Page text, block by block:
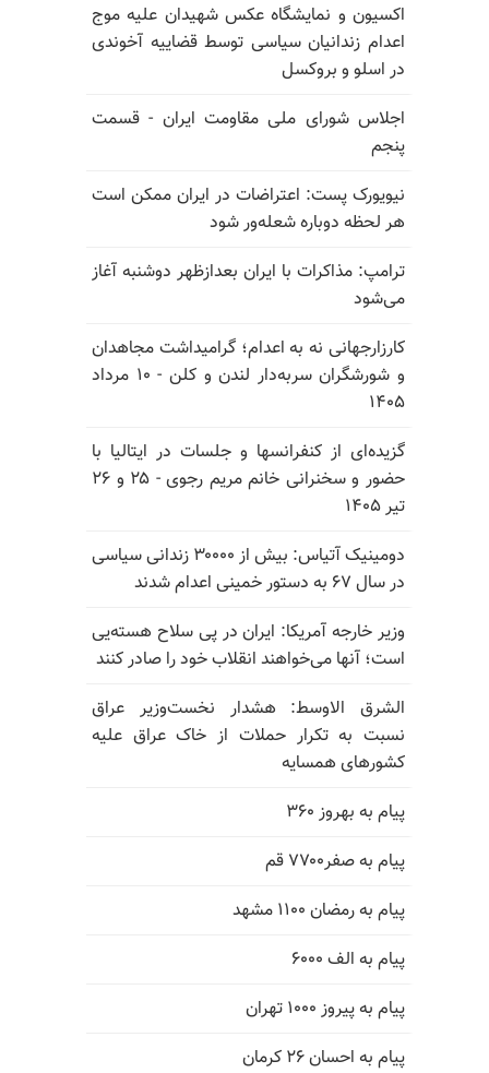
اکسیون و نمایشگاه عکس شهیدان علیه موج
اعدام زندانیان سیاسی توسط قضاییه آخوندی
در اسلو و بروکسل
اجلاس شورای ملی مقاومت ایران - قسمت
پنجم
نیویورک پست: اعتراضات در ایران ممکن است
هر لحظه دوباره شعله‌ور شود
ترامپ: مذاکرات با ایران بعدازظهر دوشنبه آغاز
می‌شود
کارزارجهانی نه به اعدام؛ گرامیداشت مجاهدان
و شورشگران سربه‌دار لندن و کلن - ۱۰ مرداد
۱۴۰۵
گزیده‌ای از کنفرانسها و جلسات در ایتالیا با
حضور و سخنرانی خانم مریم رجوی - ۲۵ و ۲۶
تیر ۱۴۰۵
دومینیک آتیاس: بیش از ۳۰۰۰۰ زندانی سیاسی
در سال ۶۷ به دستور خمینی اعدام شدند
وزیر خارجه آمریکا: ایران در پی سلاح هسته‌یی
است؛ آنها می‌خواهند انقلاب خود را صادر کنند
الشرق الاوسط: هشدار نخست‌وزیر عراق
نسبت به تکرار حملات از خاک عراق علیه
کشورهای همسایه
پیام به بهروز ۳۶۰
پیام به صفر۷۷۰۰ قم
پیام به رمضان ۱۱۰۰ مشهد
پیام به الف ۶۰۰۰
پیام به پیروز ۱۰۰۰ تهران
پیام به احسان ۲۶ کرمان